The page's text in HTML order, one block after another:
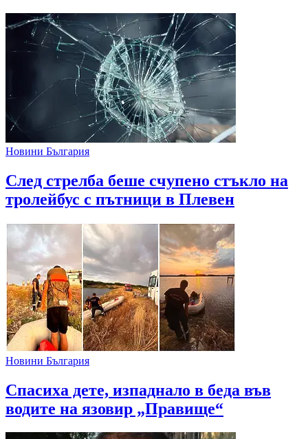
Новини България
След стрелба беше счупено стъкло на
тролейбус с пътници в Плевен
Новини България
Спасиха дете, изпаднало в беда във
водите на язовир „Правище“